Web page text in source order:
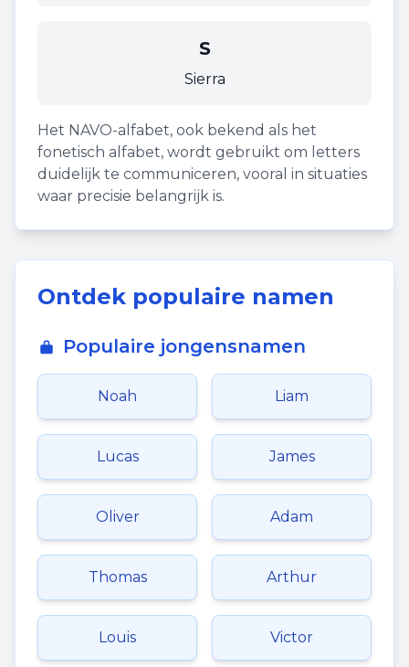
S
Sierra
Het NAVO-alfabet, ook bekend als het
fonetisch alfabet, wordt gebruikt om letters
duidelijk te communiceren, vooral in situaties
waar precisie belangrijk is.
Ontdek populaire namen
Populaire jongensnamen
Noah Liam
Lucas James
Oliver Adam
Thomas Arthur
Louis Victor